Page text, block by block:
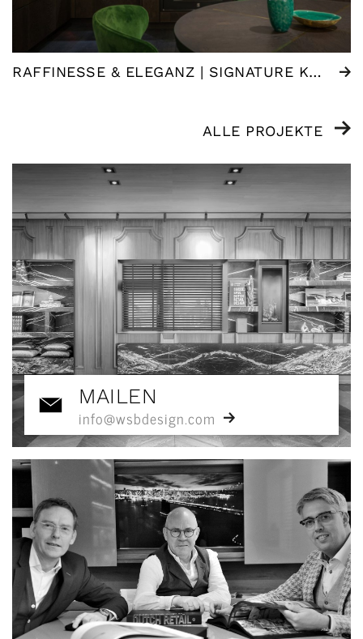
RAFFINESSE & ELEGANZ | SIGNATURE KÜCHE
ALLE PROJEKTE
MAILEN
info@wsbdesign.com